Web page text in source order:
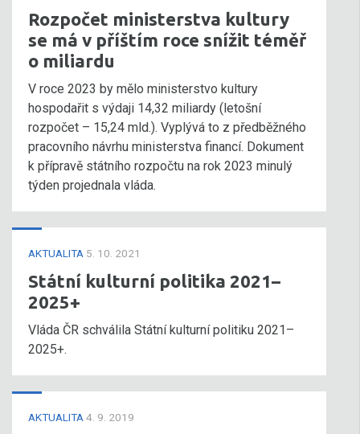
Rozpočet ministerstva kultury
se má v příštím roce snížit téměř
o miliardu
V roce 2023 by mělo ministerstvo kultury
hospodařit s výdaji 14,32 miliardy (letošní
rozpočet – 15,24 mld.). Vyplývá to z předběžného
pracovního návrhu ministerstva financí. Dokument
k přípravě státního rozpočtu na rok 2023 minulý
týden projednala vláda.
AKTUALITA 5. 10. 2021
Státní kulturní politika 2021–
2025+
Vláda ČR schválila Státní kulturní politiku 2021–
2025+.
AKTUALITA 4. 9. 2019